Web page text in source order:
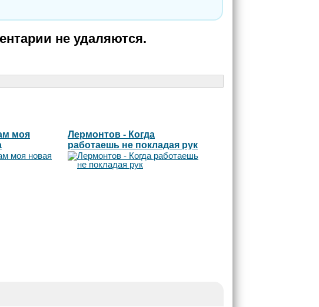
не удаляются.
моя
Лермонтов - Когда
работаешь не покладая рук